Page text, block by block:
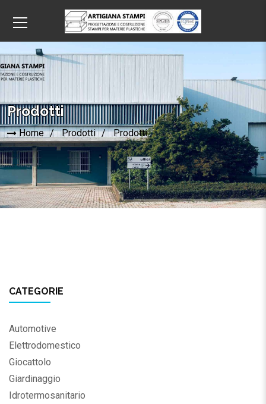
Prodotti
Home Prodotti Prodotti
CATEGORIE
Automotive
Elettrodomestico
Giocattolo
Giardinaggio
Idrotermosanitario